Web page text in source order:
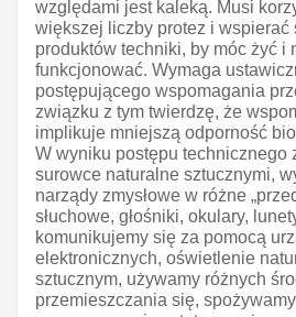
względami jest kaleką. Musi
większej liczby protez i wspierać
produktów techniki, by móc żyć i
funkcjonować. Wymaga
postępującego wspomagania
związku z tym twierdzę, że
implikuje mniejszą odporność
W wyniku postępu technicznego
surowce naturalne sztucznymi,
narządy zmysłowe w różne
słuchowe, głośniki, okulary,
komunikujemy się za pomocą
elektronicznych, oświetlenie
sztucznym, używamy różnych
przemieszczania się,